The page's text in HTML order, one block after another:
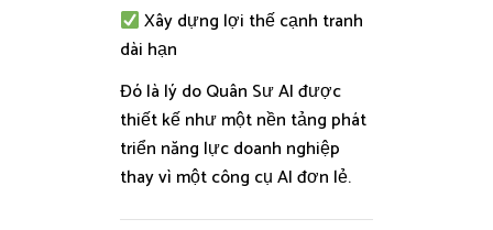
Xây dựng lợi thế cạnh tranh
dài hạn
Đó là lý do Quân Sư AI được
thiết kế như một nền tảng phát
triển năng lực doanh nghiệp
thay vì một công cụ AI đơn lẻ.